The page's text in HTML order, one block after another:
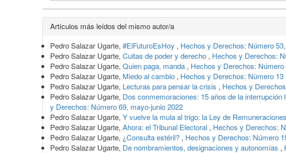
Detalles
del
artículo
Artículos más leídos del mismo autor/a
Pedro Salazar Ugarte, #ElFuturoEsHoy , Hechos y Derechos: Número
Pedro Salazar Ugarte, Cuitas de poder y derecho , Hechos y Derechos:
Pedro Salazar Ugarte, Quien paga, manda , Hechos y Derechos:
Pedro Salazar Ugarte, Miedo al cambio , Hechos y Derechos: Número 13
Pedro Salazar Ugarte, Lecturas para pensar la crisis , Hechos y
Pedro Salazar Ugarte, Dos conmemoraciones: 15 años de la
y Derechos: Número 69, mayo-junio 2022
Pedro Salazar Ugarte, Y vuelve la mula al trigo: la Ley de Remuneraciones
Pedro Salazar Ugarte, Ahora: el Tribunal Electoral , Hechos y Derechos:
Pedro Salazar Ugarte, ¿Consulta estéril? , Hechos y Derechos: Número
Pedro Salazar Ugarte, De nombramientos, designaciones y autonomías ,